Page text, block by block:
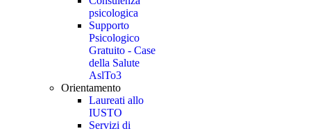
psicologica
Supporto
Psicologico
Gratuito - Case
della Salute
AslTo3
Orientamento
Laureati allo
IUSTO
Servizi di